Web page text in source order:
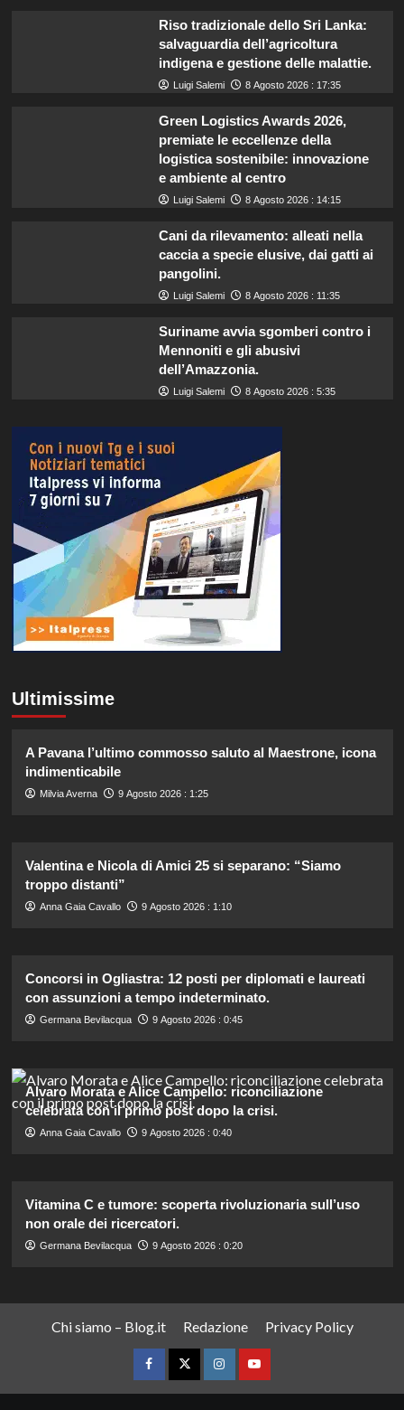
Riso tradizionale dello Sri Lanka:
salvaguardia dell’agricoltura
indigena e gestione delle malattie.
Luigi Salemi 8 Agosto 2026 : 17:35
Green Logistics Awards 2026,
premiate le eccellenze della
logistica sostenibile: innovazione
e ambiente al centro
Luigi Salemi 8 Agosto 2026 : 14:15
Cani da rilevamento: alleati nella
caccia a specie elusive, dai gatti ai
pangolini.
Luigi Salemi 8 Agosto 2026 : 11:35
Suriname avvia sgomberi contro i
Mennoniti e gli abusivi
dell’Amazzonia.
Luigi Salemi 8 Agosto 2026 : 5:35
Ultimissime
A Pavana l’ultimo commosso saluto al Maestrone, icona
indimenticabile
Milvia Averna 9 Agosto 2026 : 1:25
Valentina e Nicola di Amici 25 si separano: “Siamo
troppo distanti”
Anna Gaia Cavallo 9 Agosto 2026 : 1:10
Concorsi in Ogliastra: 12 posti per diplomati e laureati
con assunzioni a tempo indeterminato.
Germana Bevilacqua 9 Agosto 2026 : 0:45
Alvaro Morata e Alice Campello: riconciliazione
celebrata con il primo post dopo la crisi.
Anna Gaia Cavallo 9 Agosto 2026 : 0:40
Vitamina C e tumore: scoperta rivoluzionaria sull’uso
non orale dei ricercatori.
Germana Bevilacqua 9 Agosto 2026 : 0:20
Chi siamo – Blog.it Redazione Privacy Policy
FacebookTwitterInstagramYouTube